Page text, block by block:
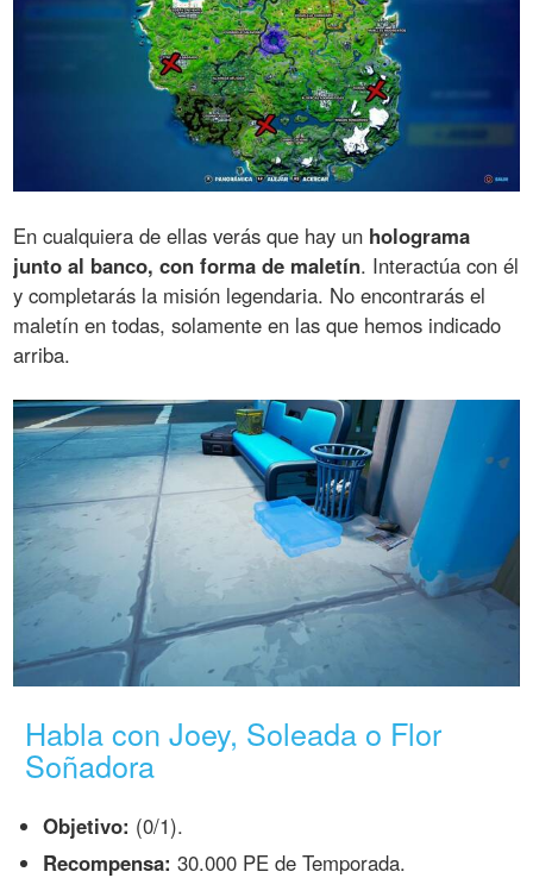
En cualquiera de ellas verás que hay un holograma
junto al banco, con forma de maletín. Interactúa con él
y completarás la misión legendaria. No encontrarás el
maletín en todas, solamente en las que hemos indicado
arriba.
Habla con Joey, Soleada o Flor
Soñadora
Objetivo: (0/1).
Recompensa: 30.000 PE de Temporada.